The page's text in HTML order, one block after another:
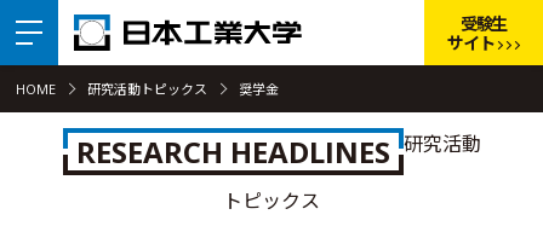
受験生
サイト
HOME 研究活動トピックス 奨学金
RESEARCH HEADLINES 研究活動
トピックス